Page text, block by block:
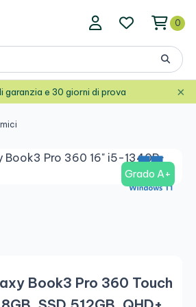
0
garanzia e 30 giorni di prova ×
Grado A+
Book3 Pro 360 Touch